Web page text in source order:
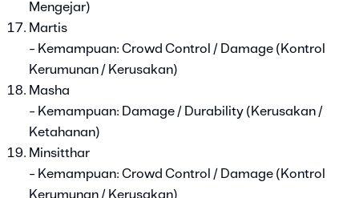
Mengejar)
Martis
- Kemampuan: Crowd Control / Damage (Kontrol
Kerumunan / Kerusakan)
Masha
- Kemampuan: Damage / Durability (Kerusakan /
Ketahanan)
Minsitthar
- Kemampuan: Crowd Control / Damage (Kontrol
Kerumunan / Kerusakan)